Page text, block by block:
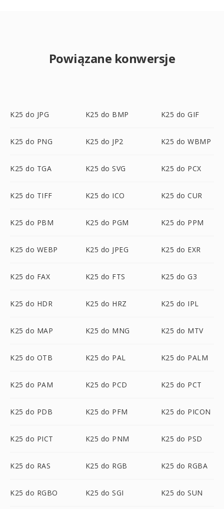
Powiązane konwersje
K25 do JPG K25 do BMP K25 do GIF
K25 do PNG K25 do JP2 K25 do WBMP
K25 do TGA K25 do SVG K25 do PCX
K25 do TIFF K25 do ICO K25 do CUR
K25 do PBM K25 do PGM K25 do PPM
K25 do WEBP K25 do JPEG K25 do EXR
K25 do FAX K25 do FTS K25 do G3
K25 do HDR K25 do HRZ K25 do IPL
K25 do MAP K25 do MNG K25 do MTV
K25 do OTB K25 do PAL K25 do PALM
K25 do PAM K25 do PCD K25 do PCT
K25 do PDB K25 do PFM K25 do PICON
K25 do PICT K25 do PNM K25 do PSD
K25 do RAS K25 do RGB K25 do RGBA
K25 do RGBO K25 do SGI K25 do SUN